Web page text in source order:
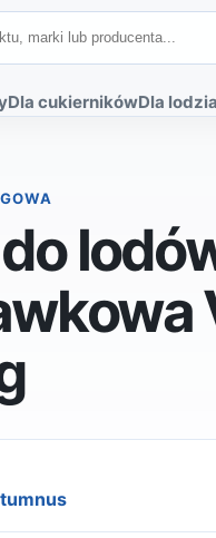
Dla cukiernikówDla